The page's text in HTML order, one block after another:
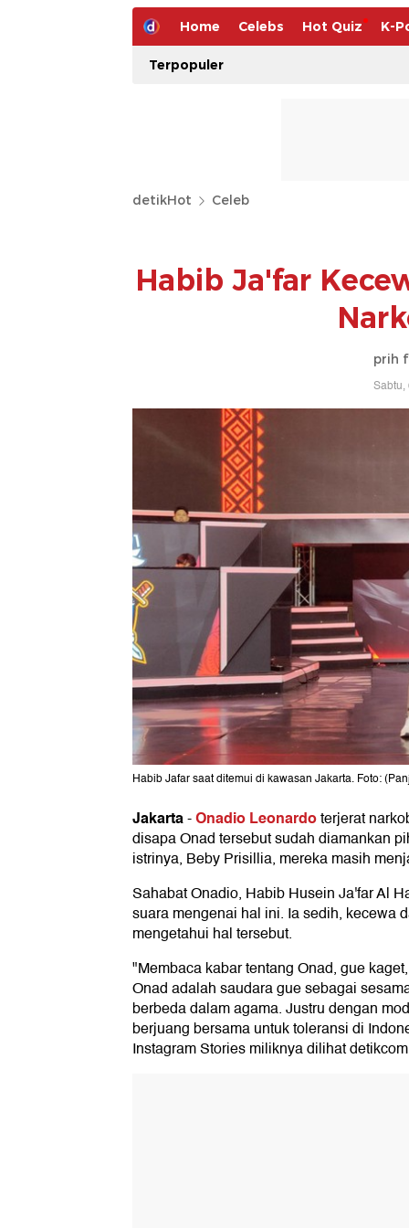
Home Celebs Hot Quiz K-
Terpopuler
detikHot Celeb
Habib Ja'far
prih
Sabtu,
Habib Jafar saat ditemui di kawasan Jakarta. Foto:
Jakarta-Onadio Leonardoterjerat
disapa Onad tersebut sudah diamankan
istrinya, Beby Prisillia, mereka masih
Sahabat Onadio, Habib Husein Ja'far Al
suara mengenai hal ini. Ia sedih, kecewa
mengetahui hal tersebut.
"Membaca kabar tentang Onad, gue
Onad adalah saudara gue sebagai
berbeda dalam agama. Justru dengan
berjuang bersama untuk toleransi di
Instagram Stories miliknya dilihat